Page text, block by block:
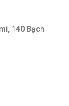
140 Bạch